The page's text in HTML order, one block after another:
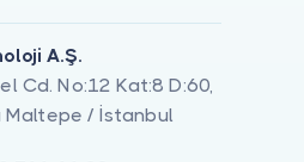
A.Ş.
Cd. No:12 Kat:8 D:60,
Maltepe / İstanbul